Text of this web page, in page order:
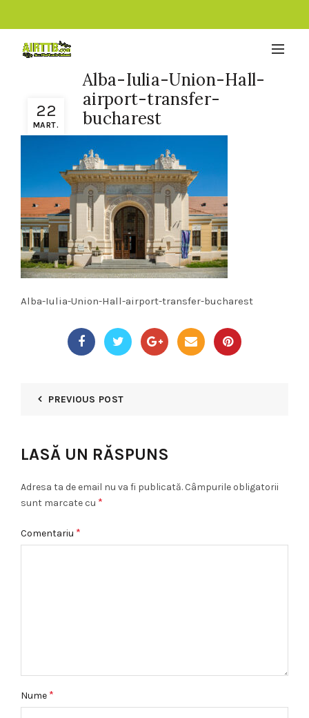
22
MART.
Alba-Iulia-Union-Hall-
airport-transfer-
bucharest
Alba-Iulia-Union-Hall-airport-transfer-bucharest
PREVIOUS POST
LASĂ UN RĂSPUNS
Adresa ta de email nu va fi publicată. Câmpurile obligatorii
sunt marcate cu *
Comentariu *
Nume *